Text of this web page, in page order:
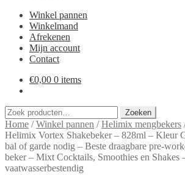
Winkel pannen
Winkelmand
Afrekenen
Mijn account
Contact
€0,00 0 items
Zoeken
naar:
Zoeken
Home /Winkel pannen /Helimix mengbekers
Helimix Vortex Shakebeker – 828ml – Kleur
bal of garde nodig – Beste draagbare pre-
beker – Mixt Cocktails, Smoothies en Shakes
vaatwasserbestendig